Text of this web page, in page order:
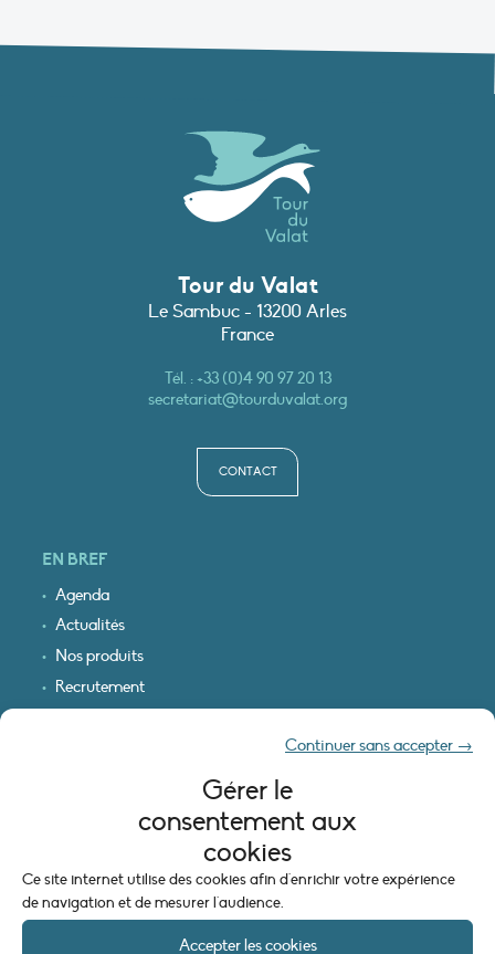
Gérer le
consentement aux
cookies
Ce site internet utilise des cookies afin d'enrichir votre expérience
de navigation et de mesurer l'audience.
Accepter les cookies
Continuer sans accepter →
Tour du Valat
Le Sambuc - 13200 Arles
France
Tél. :+33 (0)4 90 97 20 13
secretariat@tourduvalat.org
CONTACT
EN BREF
Agenda
Actualités
Nos produits
Recrutement
INFORMATIONS LÉGALES
Mentions légales
Politique de cookies (UE)